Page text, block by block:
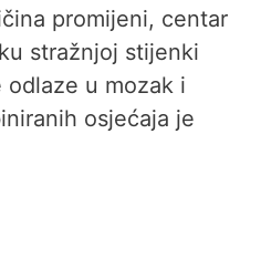
promijeni, centar
stražnjoj stijenki
u mozak i
osjećaja je